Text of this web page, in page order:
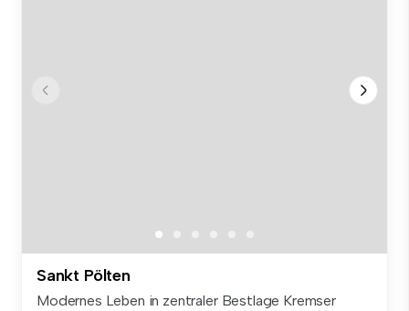
Sankt Pölten
Modernes Leben in zentraler Bestlage Kremser